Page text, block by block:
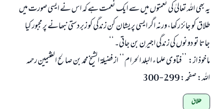
یہ بھی اللہ تعالیٰ کی نعمتوں میں سے ایک نعمت ہے کہ اس نے ایسی صورت میں
طلاق کو جائز رکھا، ورنہ اگر ایسی پریشان کن زندگی کو زبردستی نبھانے پر مجبور کیا
جاتا تو دونوں کی زندگی اجیرن بن جاتی۔ ‘‘
ماخوذ از: ’’فتاوی علماء البلد الحرام‘‘ از فضیلۃ الشیخ محمد بن صالح العثیمین رحمہ
اللہ: صفحہ: 299-300
طلاق